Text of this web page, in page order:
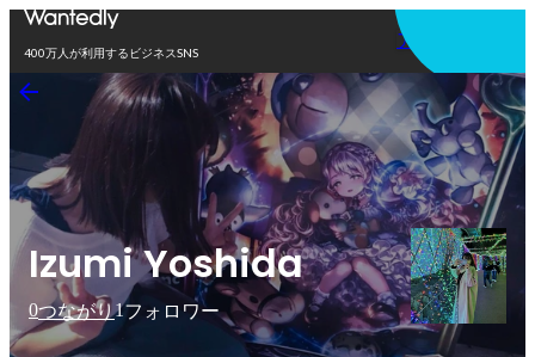
400万人が利用するビジネスSNS
アプリを使う
Izumi Yoshida
0つながり1フォロワー